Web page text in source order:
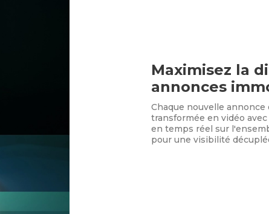
Maximisez la
annonces
Chaque nouvelle
transformée en vidéo
en temps réel sur
pour une visibilité